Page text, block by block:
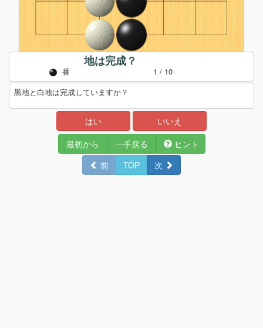
地は完成？
番 1 / 10
黒地と白地は完成していますか？
はい
いいえ
最初から
一手戻る
ヒント
前
TOP 次